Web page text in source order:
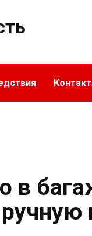
в